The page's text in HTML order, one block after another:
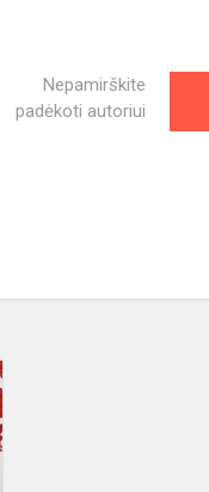
Nepamirškite
padėkoti autoriui
Lietuvos
jaunių
bokso
čempionatas